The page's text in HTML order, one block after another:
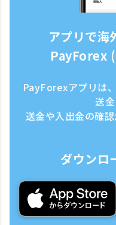
アプリで海
PayForex
PayForexアプリは
送金
送金や入出金の確
ダウンロ